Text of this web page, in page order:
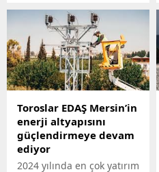
vatandaşlar, özel
gereksinimli bireyler ile
gazi ve şehit aileleri,
belediyenin şefkatli elini
her zaman yanlarında
hissediyor. Belediye Sosyal
Destek Hizmetleri
Müdürlüğü’ne bağlı Şehit
ve Gazi Şefliği ile Yaşlı ve
Engelli Şefliği, belli
periyotlarla ev ziyaretleri
Toroslar EDAŞ Mersin’in
enerji altyapısını
güçlendirmeye devam
ediyor
2024 yılında en çok yatırım